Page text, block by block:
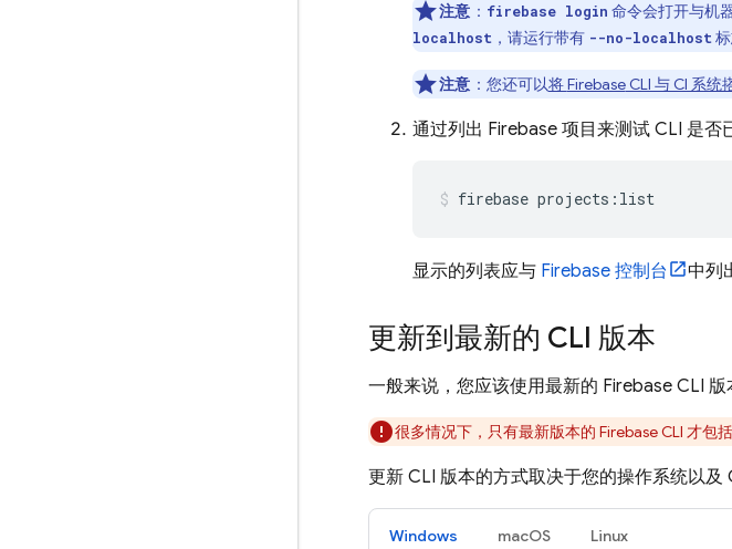
注意 ： firebase login 命令会打开与机
localhost ，请运行带有 --no-localhost
注意 ：您还可以将FirebaseCLI 与 CI 系统
通过列出 Firebase 项目来测试 CLI 是否
firebase projects:list
显示的列表应与 Firebase 控制台 中列
更新到最新的 CLI 版本
一般来说，您应该使用最新的 Firebase CLI 版
很多情况下，只有最新版本的 FirebaseCLI 才包
更新 CLI 版本的方式取决于您的操作系统以及
Windows macOS Linux